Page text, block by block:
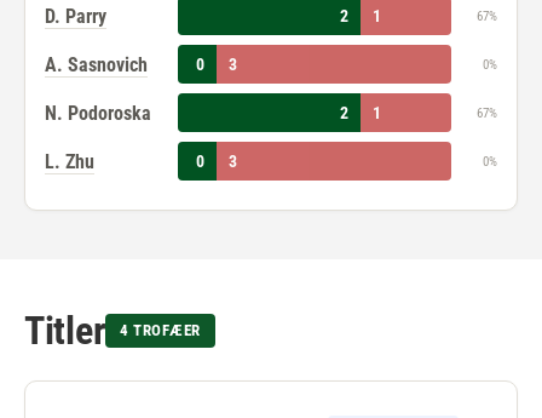
D. Parry 2 1 67%
A. Sasnovich 0 3 0%
N. Podoroska 2 1 67%
L. Zhu 0 3 0%
Titler 4 TROFÆER